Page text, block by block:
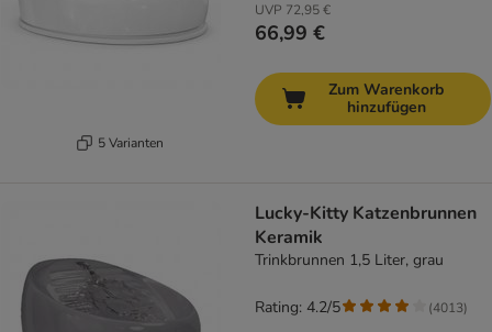
5 Varianten
UVP 72,95 €
66,99 €
Zum Warenkorb
hinzufügen
Lucky-Kitty Katzenbrunnen
Keramik
Trinkbrunnen 1,5 Liter, grau
Rating: 4.2/5 (4013)